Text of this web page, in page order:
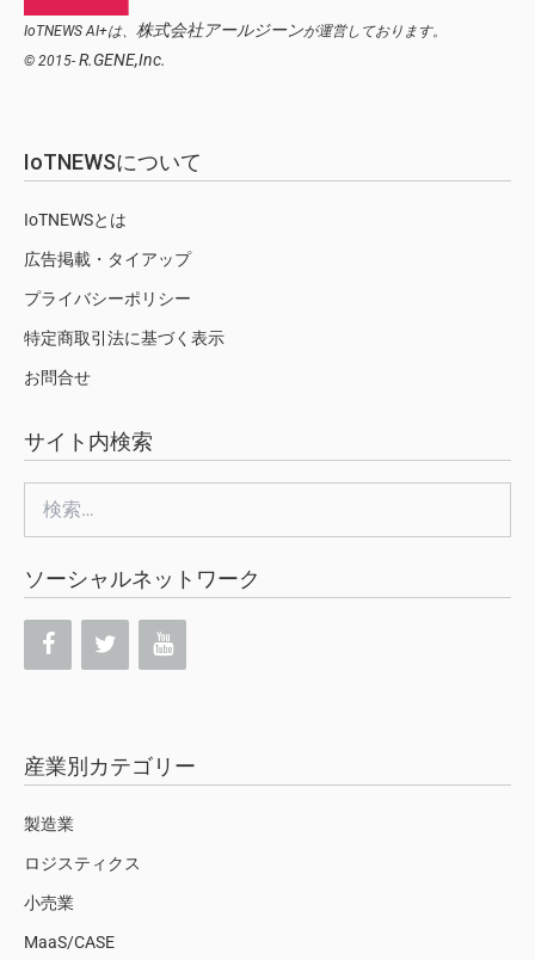
IoTNEWS AI+は、 株式会社アールジーンが運営しております。
© 2015- R.GENE,Inc.
IoTNEWSについて
IoTNEWSとは
広告掲載・タイアップ
プライバシーポリシー
特定商取引法に基づく表示
お問合せ
サイト内検索
索:
ソーシャルネットワーク
産業別カテゴリー
製造業
ロジスティクス
小売業
MaaS/CASE